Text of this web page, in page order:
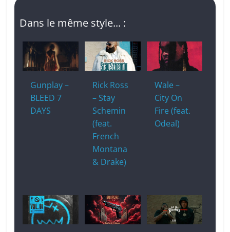
Dans le même style... :
Gunplay –
BLEED 7
DAYS
Rick Ross
– Stay
Schemin
(feat.
French
Montana
& Drake)
Wale –
City On
Fire (feat.
Odeal)